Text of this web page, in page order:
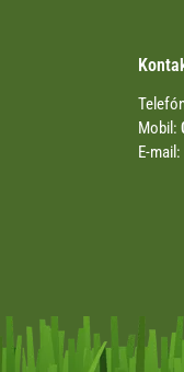
Mobil:
E-mail: